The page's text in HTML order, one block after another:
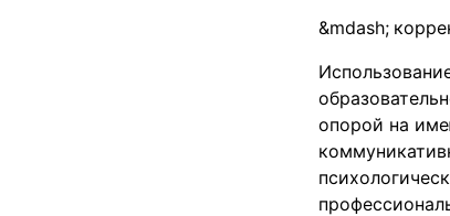
опорой на